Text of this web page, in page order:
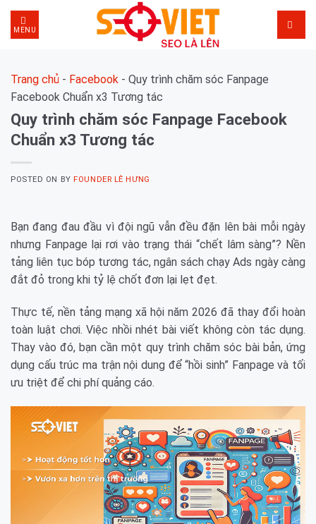
Skip
content
MENU
Trang chủ - Facebook - Quy trình chăm sóc Fanpage
Facebook Chuẩn x3 Tương tác
Quy trình chăm sóc Fanpage Facebook
Chuẩn x3 Tương tác
POSTED ON BYFOUNDER LÊ HƯNG
Bạn đang đau đầu vì đội ngũ vẫn đều đặn lên bài mỗi ngày
nhưng Fanpage lại rơi vào trạng thái “chết lâm sàng”? Nền
tảng liên tục bóp tương tác, ngân sách chạy Ads ngày càng
đắt đỏ trong khi tỷ lệ chốt đơn lại lẹt đẹt.
Thực tế, nền tảng mạng xã hội năm 2026 đã thay đổi hoàn
toàn luật chơi. Việc nhồi nhét bài viết không còn tác dụng.
Thay vào đó, bạn cần một quy trình chăm sóc bài bản, ứng
dụng cấu trúc ma trận nội dung để “hồi sinh” Fanpage và tối
ưu triệt để chi phí quảng cáo.